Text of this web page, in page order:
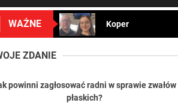
WAŻNE Uwaga Dębieńsko
ZDANIE
powinni zagłosować radni w sprawie zwałów
płaskich?